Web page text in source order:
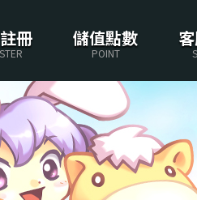
冊 儲值點數
POINT